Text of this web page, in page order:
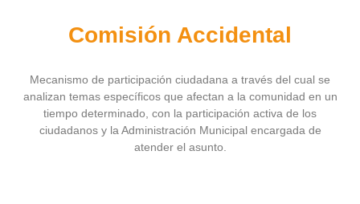
Comisión Accidental
Mecanismo de participación ciudadana a través del cual se
analizan temas específicos que afectan a la comunidad en un
tiempo determinado, con la participación activa de los
ciudadanos y la Administración Municipal encargada de
atender el asunto.